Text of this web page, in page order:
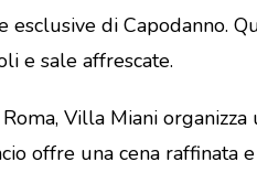
di Capodanno.
e sale affrescate.
Villa Miani
offre una cena raffinata